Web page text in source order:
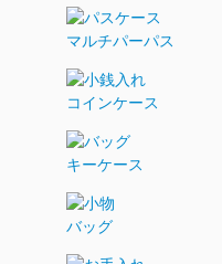
マルチパーパス
コインケース
キーケース
バッグ